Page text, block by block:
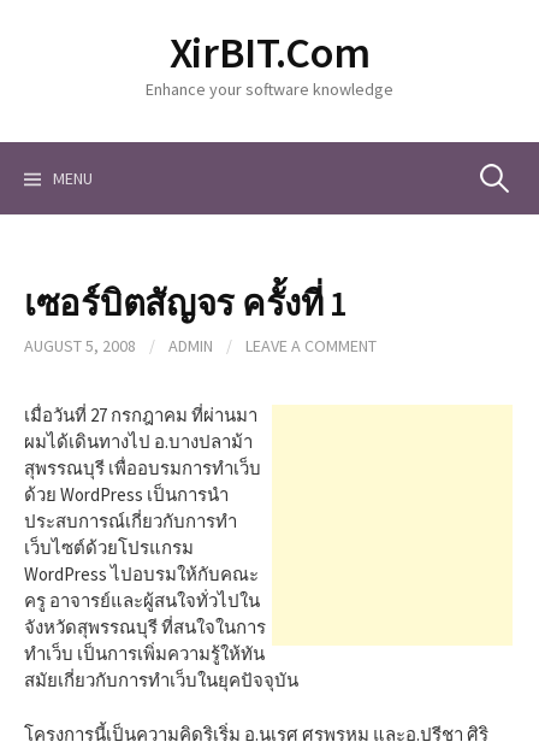
o
XirBIT.Com
Enhance your software knowledge
MENU S
เซอร์บิตสัญจร ครั้งที่ 1
AUGUST 5, 2008 / ADMIN / LEAVE A COMMENT
เมื่อวันที่ 27 กรกฎาคม ที่ผ่านมา
ผมได้เดินทางไป อ.บางปลาม้า
สุพรรณบุรี เพื่ออบรมการทำเว็บ
ด้วย WordPress เป็นการนำ
ประสบการณ์เกี่ยวกับการทำ
เว็บไซต์ด้วยโปรแกรม
WordPress ไปอบรมให้กับคณะ
ครู อาจารย์และผู้สนใจทั่วไปใน
จังหวัดสุพรรณบุรี ที่สนใจในการ
ทำเว็บ เป็นการเพิ่มความรู้ให้ทัน
สมัยเกี่ยวกับการทำเว็บในยุคปัจจุบัน
โครงการนี้เป็นความคิดริเริ่ม อ.นเรศ ศรพรหม และอ.ปรีชา ศิริ